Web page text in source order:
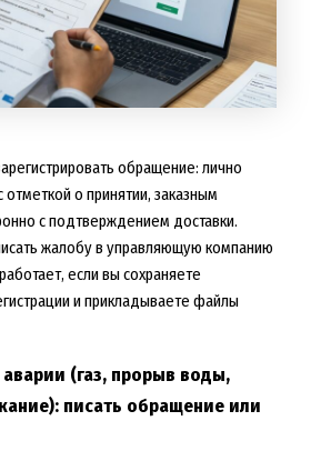
обращение: лично
о принятии, заказным
с подтверждением доставки.
жалобу в управляющую компанию
если вы сохраняете
и прикладываете файлы
(газ, прорыв воды,
писать обращение или